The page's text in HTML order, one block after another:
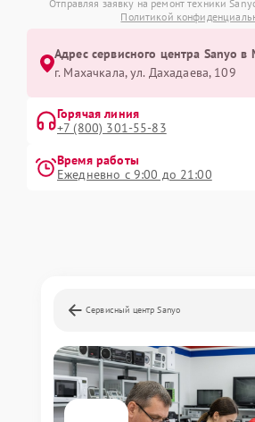
Отправляя заявку на ремонт техники
Политикой
Адрес сервисного центра Sanyo в
г. Махачкала, ул. Дахадаева, 109
Горячая линия
+7 (800) 301-55-83
Время работы
Ежедневно с 9:00 до 21:00
Сервисный центр Sanyo